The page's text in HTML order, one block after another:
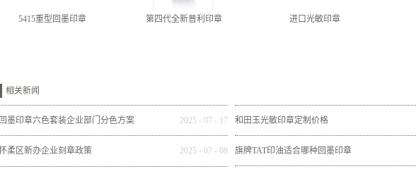
5415重型回墨印章 第四代全新普利印章 进口光敏印章
相关新闻
回墨印章六色套装企业部门分色方案 2025 -07 - 17 和田玉光敏印章定制价格
柔区新办企业刻章政策 2025 -07 -08 旗牌TAT印油适合哪种回墨印章